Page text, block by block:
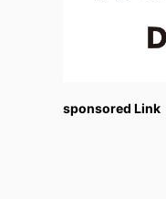
sponsored Link